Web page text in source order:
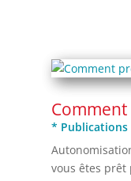
* Publications
vous êtes prêt